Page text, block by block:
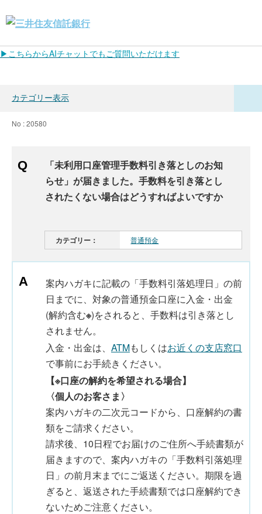
▶こちらからAIチャットでもご質問いただけます
カテゴリー表示
No : 20580
「未利用口座管理手数料引き落としのお知
らせ」が届きました。手数料を引き落とし
されたくない場合はどうすればよいですか
カテゴリー： 普通預金
案内ハガキに記載の「手数料引落処理日」の前
日までに、対象の普通預金口座に入金・出金
(解約含む※)をされると、手数料は引き落とし
されません。
入金・出金は、 ATMもしくはお近くの支店窓口
で事前にお手続きください。
【※口座の解約を希望される場合】
〈個人のお客さま〉
案内ハガキの二次元コードから、口座解約の書
類をご請求ください。
請求後、10日程でお届けのご住所へ手続書類が
届きますので、案内ハガキの「手数料引落処理
日」の前月末までにご返送ください。期限を過
ぎると、返送された手続書類では口座解約でき
ないためご注意ください。